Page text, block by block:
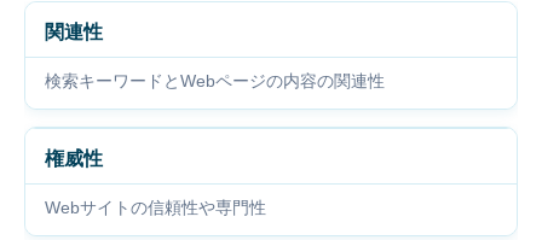
関連性
検索キーワードとWebページの内容の関連性
権威性
Webサイトの信頼性や専門性